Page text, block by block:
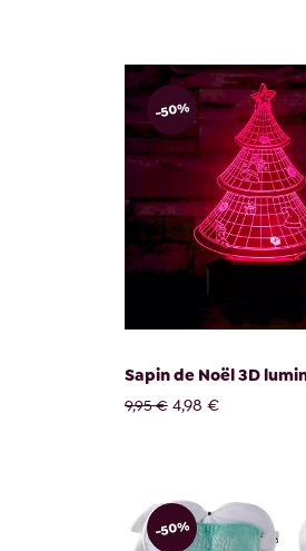
-50%
Sapin de Noël 3D
9,95 € 4,98 €
-50%